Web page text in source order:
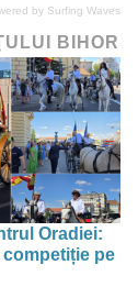
by Surfing Waves
BIHOR
Oradiei:
pe